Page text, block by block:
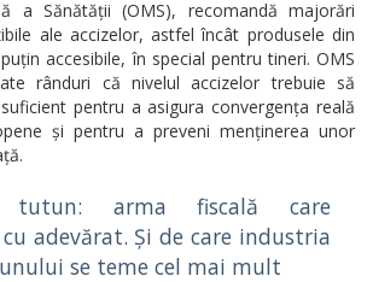
a Sănătății (OMS), recomandă majorări
ale accizelor, astfel încât produsele din
accesibile, în special pentru tineri. OMS
rânduri că nivelul accizelor trebuie să
pentru a asigura convergența reală
și pentru a preveni menținerea unor
tutun: arma fiscală care
adevărat. Și de care industria
se teme cel mai mult